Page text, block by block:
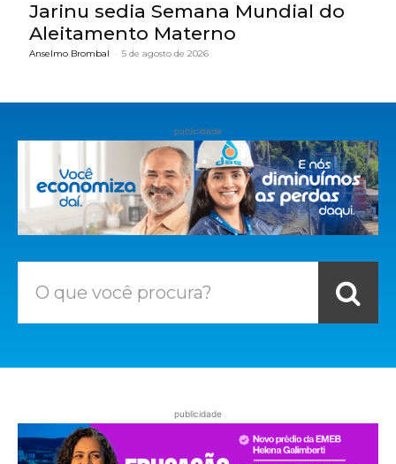
Jarinu sedia Semana Mundial do
Aleitamento Materno
Anselmo Brombal - 5 de agosto de 2026
publicidade
O que você procura?
publicidade